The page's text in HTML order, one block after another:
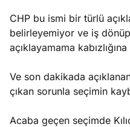
CHP bu ismi bir türlü
belirleyemiyor ve iş dönüp
açıklayamama
Ve son dakikada
çıkan sorunla seçimin
Acaba geçen seçimde